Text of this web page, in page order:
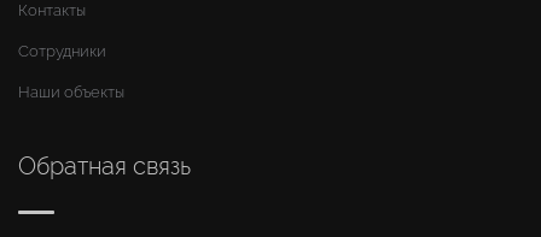
Контакты
Сотрудники
Наши объекты
Обратная связь